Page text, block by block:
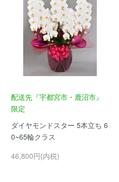
配送先『宇都宮市・鹿沼市』
限定
ダイヤモンドスター 5本立ち 6
0~65輪クラス
46,800円(内税)